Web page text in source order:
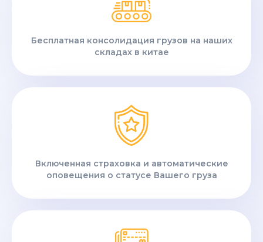
Бесплатная консолидация грузов на наших
складах в китае
Включенная страховка и автоматические
оповещения о статусе Вашего груза